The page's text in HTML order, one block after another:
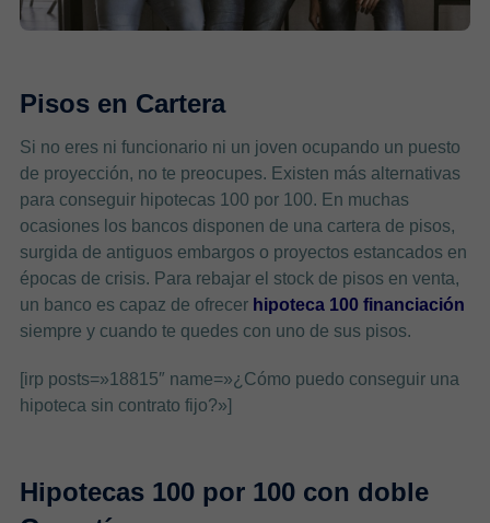
Pisos en Cartera
Si no eres ni funcionario ni un joven ocupando un puesto
de proyección, no te preocupes. Existen más alternativas
para conseguir hipotecas 100 por 100. En muchas
ocasiones los bancos disponen de una cartera de pisos,
surgida de antiguos embargos o proyectos estancados en
épocas de crisis. Para rebajar el stock de pisos en venta,
un banco es capaz de ofrecer hipoteca 100 financiación
siempre y cuando te quedes con uno de sus pisos.
[irp posts=»18815″ name=»¿Cómo puedo conseguir una
hipoteca sin contrato fijo?»]
Hipotecas 100 por 100 con doble